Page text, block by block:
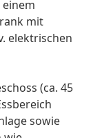
mit
elektrischen
(ca. 45
sowie